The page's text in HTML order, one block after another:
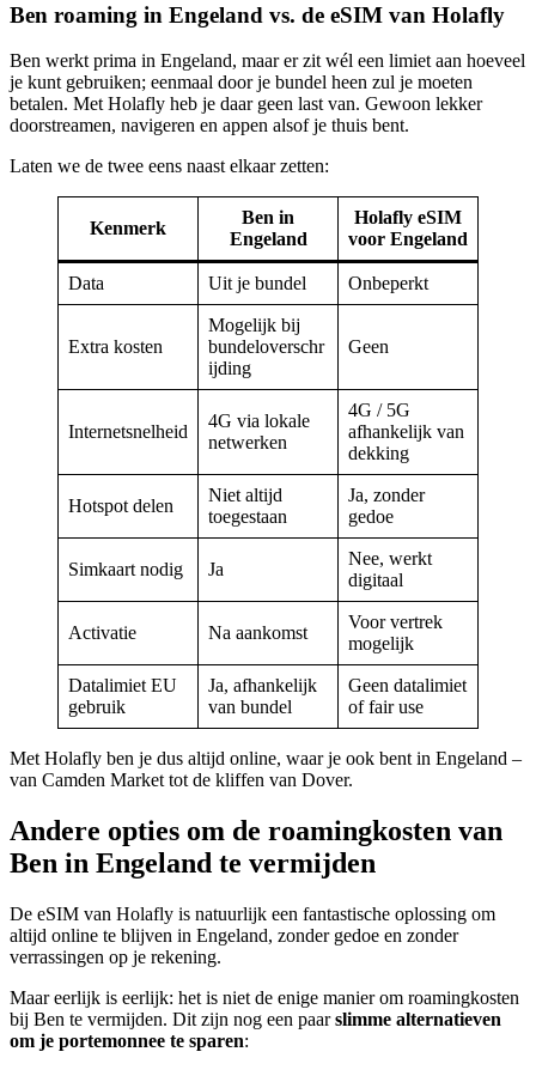
Ben roaming in Engeland vs. de eSIM van Holafly
Ben werkt prima in Engeland, maar er zit wél een limiet aan hoeveel
je kunt gebruiken; eenmaal door je bundel heen zul je moeten
betalen. Met Holafly heb je daar geen last van. Gewoon lekker
doorstreamen, navigeren en appen alsof je thuis bent.
Laten we de twee eens naast elkaar zetten:
Kenmerk
Ben in
Engeland
Holafly eSIM
voor Engeland
Data Uit je bundel Onbeperkt
Extra kosten
Mogelijk bij
bundeloverschr
ijding
Geen
Internetsnelheid
4G via lokale
netwerken
4G / 5G
afhankelijk van
dekking
Hotspot delen
Niet altijd
toegestaan
Ja, zonder
gedoe
Simkaart nodig Ja
Nee, werkt
digitaal
Activatie Na aankomst
Voor vertrek
mogelijk
Datalimiet EU
gebruik
Ja, afhankelijk
van bundel
Geen datalimiet
of fair use
Met Holafly ben je dus altijd online, waar je ook bent in Engeland –
van Camden Market tot de kliffen van Dover.
Andere opties om de roamingkosten van
Ben in Engeland te vermijden
De eSIM van Holafly is natuurlijk een fantastische oplossing om
altijd online te blijven in Engeland, zonder gedoe en zonder
verrassingen op je rekening.
Maar eerlijk is eerlijk: het is niet de enige manier om roamingkosten
bij Ben te vermijden. Dit zijn nog een paarslimme alternatieven
om je portemonnee te sparen: